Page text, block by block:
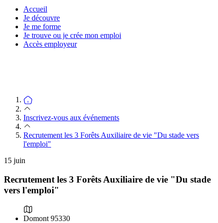
Accueil
Je découvre
Je me forme
Je trouve ou je crée mon emploi
Accès employeur
Inscrivez-vous aux événements
Recrutement les 3 Forêts Auxiliaire de vie "Du stade vers
l'emploi"
15 juin
Recrutement les 3 Forêts Auxiliaire de vie "Du stade
vers l'emploi"
Domont 95330